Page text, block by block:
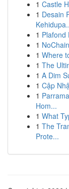
1 Castle
1 Desain
1 Plafond
1
1 Where
1 The
1 A Dim
1 Cập
1
Hom...
1 What
1 The
Prote...